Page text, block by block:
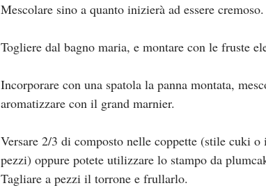
Mescolare sino a quanto inizierà ad essere cremoso.
Togliere dal bagno maria, e montare con le fruste
Incorporare con una spatola la panna montata,
aromatizzare con il grand marnier.
Versare 2/3 di composto nelle coppette (stile cuki
pezzi) oppure potete utilizzare lo stampo da
Tagliare a pezzi il torrone e frullarlo.